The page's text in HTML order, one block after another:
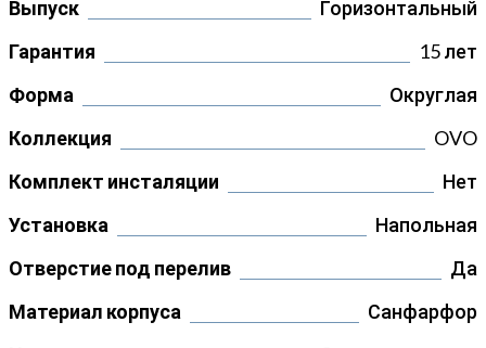
Выпуск
Горизонтальный
Гарантия
15 лет
Форма
Округлая
Коллекция
OVO
Комплект инсталяции
Нет
Установка
Напольная
Отверстие под перелив
Да
Материал корпуса
Санфарфор